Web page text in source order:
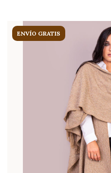
ENVÍO GRATIS